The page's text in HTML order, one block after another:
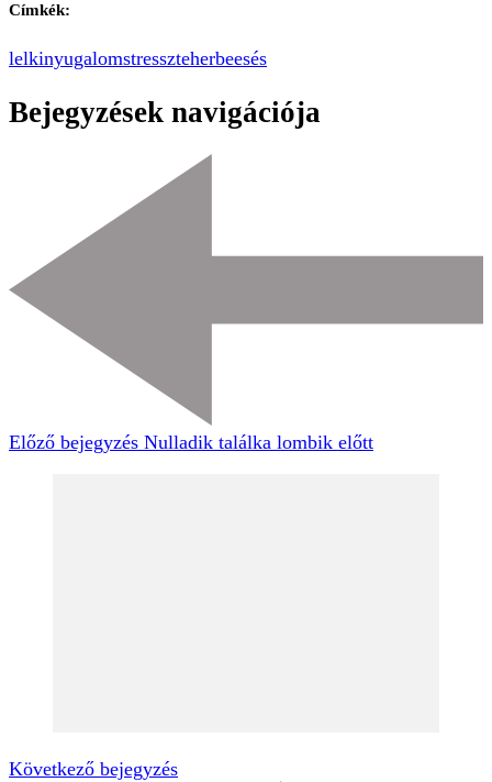
Címkék:
lelkinyugalomstresszteherbeesés
Bejegyzések navigációja
Előző bejegyzés Nulladik találka lombik előtt
Következő bejegyzés